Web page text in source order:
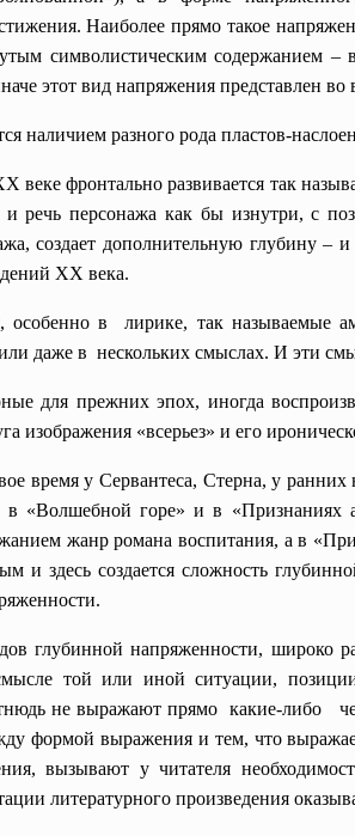
Наиболее прямо такое
символистическим содержанием
этот вид напряжения представлен
наличием разного рода пластов-
веке фронтально развивается так
речь персонажа как бы изнутри, с
создает дополнительную глубину
XX века.
особенно в лирике, так называемые
даже в нескольких смыслах. И эти
для прежних эпох, иногда
изображения «всерьез» и его
время у Сервантеса, Стерна, у
«Волшебной горе» и в «Признаниях
жанр романа воспитания, а в
и здесь создается сложность
глубинной напряженности, широко
той или иной ситуации,
не выражают прямо какие-либо
формой выражения и тем, что
вызывают у читателя
литературного произведения